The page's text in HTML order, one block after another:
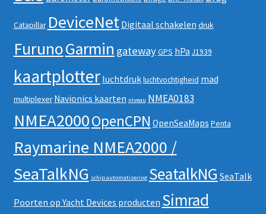
Catapillar DeviceNet Digitaal schakelen druk
FurunoGarmin gatewayGPS hPa J1939
kaartplotter luchtdrukluchtvochtigheid mad
multiplexer Navionics kaarten niveau NMEA0183
NMEA2000OpenCPN OpenSeaMaps Penta
Raymarine NMEA2000 /
SeaTalkNG schip automatisering SeatalkNG SeaTalk
Poorten op Yacht Devices producten Simrad